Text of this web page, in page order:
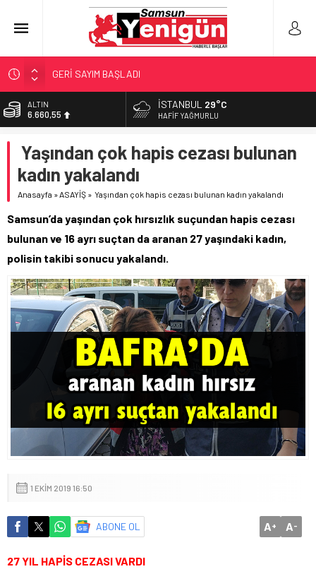
GERİ SAYIM BAŞLADI
SAMSUNSPOR’DA HEDEF 5’İNCİLİK!
‘BAFRA’YA YATIRIM YAPIN!’
YÖNETİCİ SEÇERKEN YAPILAN EN BÜYÜK HATALAR
BİST
13.779,39
47,7111
EURO
55,1881
6.660,55
İSTANBUL 29°C
HAFIF YAĞMURLU
Yaşından çok hapis cezası bulunan
kadın yakalandı
Anasayfa »ASAYİŞ » Yaşından çok hapis cezası bulunan kadın yakalandı
Samsun’da yaşından çok hırsızlık suçundan hapis cezası
bulunan ve 16 ayrı suçtan da aranan 27 yaşındaki kadın,
polisin takibi sonucu yakalandı.
1 EKIM 2019 16:50
ABONE OL A+ A-
27 YIL HAPİS CEZASI VARDI